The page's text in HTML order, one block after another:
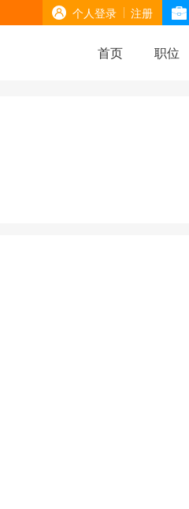
个人登录 注册
首页 职位